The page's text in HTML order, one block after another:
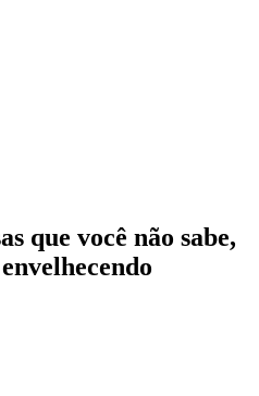
que você não sabe,